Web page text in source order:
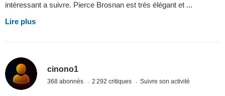
intéressant a suivre. Pierce Brosnan est très élégant et ...
Lire plus
cinono1
368 abonnés 2 292 critiques Suivre son activité